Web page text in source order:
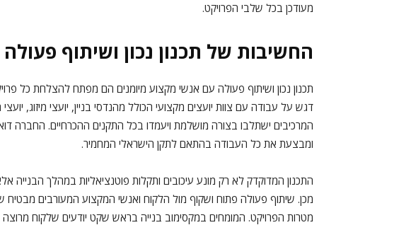
מעודכן בכל שלבי הפרויקט.
החשיבות של תכנון נכון ושיתוף פעולה
תכנון נכון ושיתוף פעולה עם אנשי מקצוע מיומנים הם מפתח להצלחת כל
דגש על עבודה עם צוות יועצים מקצועי הכולל מהנדסי בניין, יועצי מיזוג,
המרכיבים ישתלבו בצורה מושלמת ויעמדו בכל התקנים ההכרחיים. החברה
ומבצעת את כל העבודה בהתאם לתקן הישראלי המחמיר.
התכנון המדוקדק לא רק מונע עיכובים ותקלות פוטנציאליות במהלך הבנייה
מכן. שיתוף פעולה פתוח ושקוף מול הלקוח ואנשי המקצוע המעורבים מבטיח
מטרות הפרויקט. המומחים במקסימוב בנייה בראש שקט יודעים שלקוח